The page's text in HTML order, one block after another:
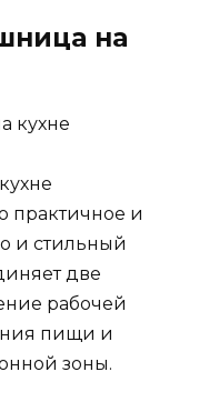
на
практичное и
и стильный
две
рабочей
пищи и
зоны.